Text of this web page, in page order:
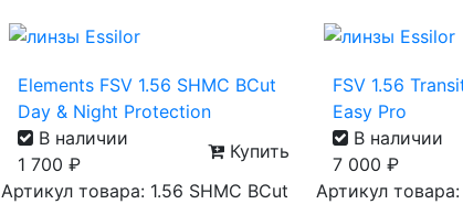
Elements FSV 1.56 SHMC BCut
Day & Night Protection
В наличии
1 700 ₽
Купить
Артикул товара: 1.56 SHMC BCut
FSV 1.56
Easy Pro
В наличии
7 000 ₽
Артикул товара: